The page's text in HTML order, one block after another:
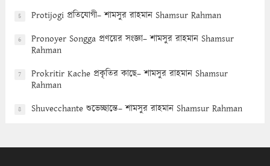
5 Protijogi প্রতিযোগী– শামসুর রাহমান Shamsur Rahman
6
Pronoyer Songga প্রণয়ের সংজ্ঞা– শামসুর রাহমান Shamsur
Rahman
7
Prokritir Kache প্রকৃতির কাছে– শামসুর রাহমান Shamsur
Rahman
8 Shuvecchante শুভেচ্ছান্তে– শামসুর রাহমান Shamsur Rahman